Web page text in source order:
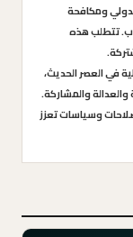
ومكافحة
تتطلب هذه
في العصر الحديث،
والمشاركة.
وسياسات تعزز